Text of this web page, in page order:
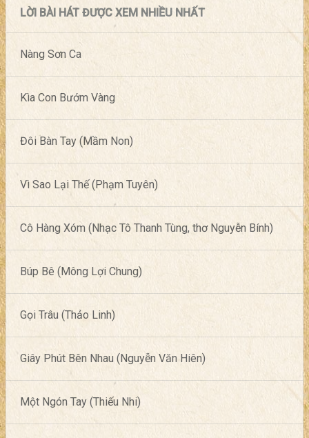
LỜI BÀI HÁT ĐƯỢC XEM NHIỀU NHẤT
Nàng Sơn Ca
Kìa Con Bướm Vàng
Đôi Bàn Tay (Mầm Non)
Vì Sao Lại Thế (Phạm Tuyên)
Cô Hàng Xóm (Nhạc Tô Thanh Tùng, thơ Nguyễn Bính)
Búp Bê (Mông Lợi Chung)
Gọi Trâu (Thảo Linh)
Giây Phút Bên Nhau (Nguyễn Văn Hiên)
Một Ngón Tay (Thiếu Nhi)